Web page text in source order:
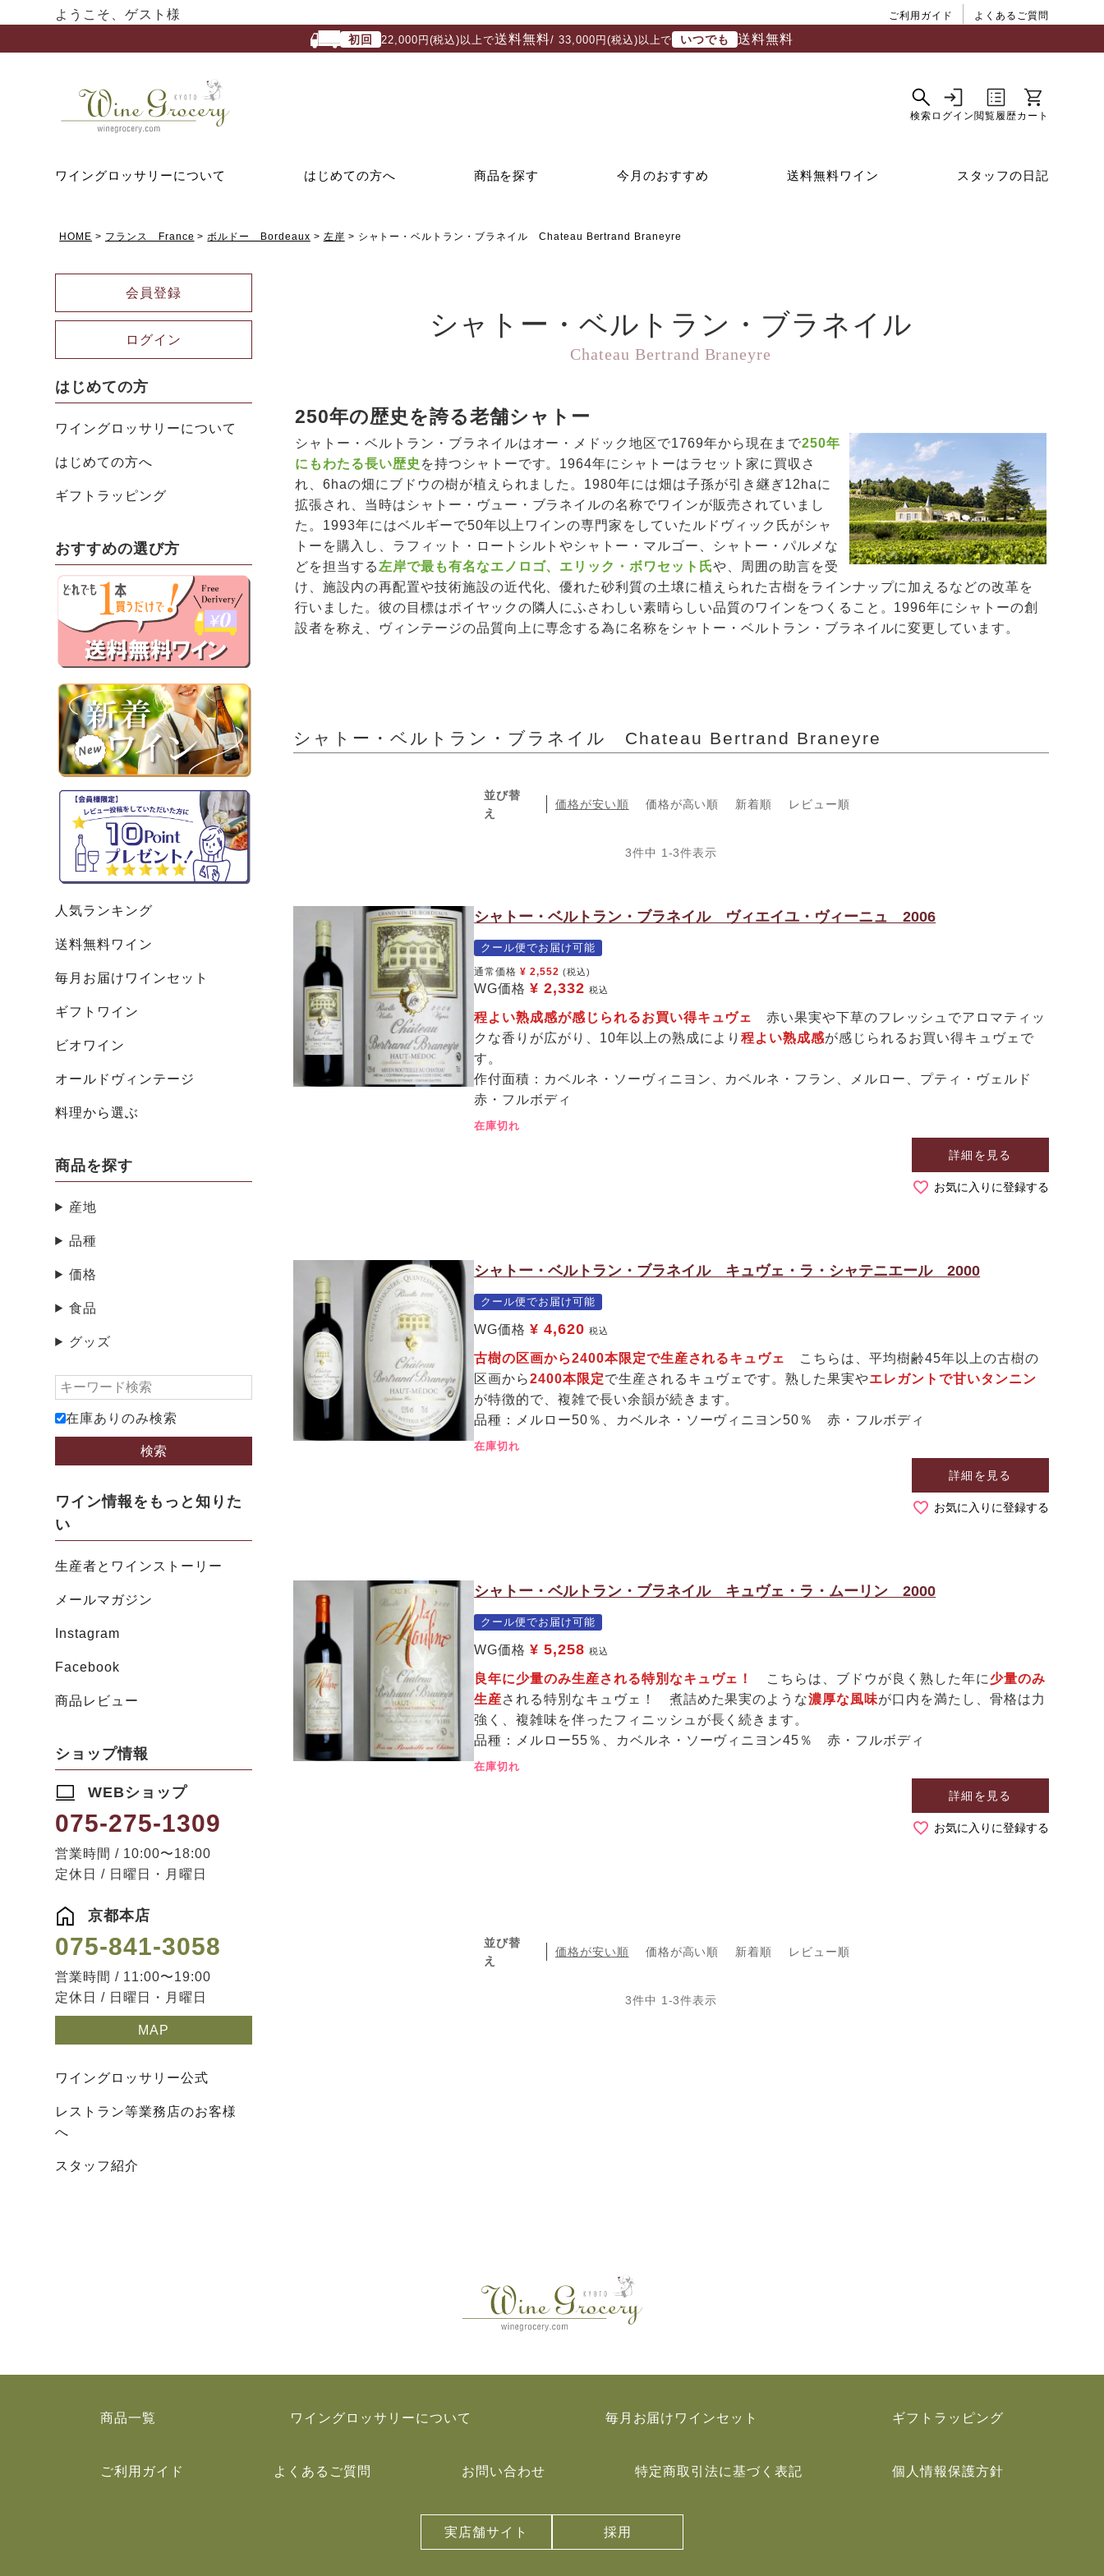
ようこそ、ゲスト様 ご利用ガイド よくあるご質問
初回 22,000円(税込)以上で送料無料/ 33,000円(税込)以上で いつでも 送料無料
ワイングロッサリーについて はじめての方へ 商品を探す 今月のおすすめ 送料無料ワイン スタッフの日記
HOME フランス France ボルドー Bordeaux 左岸 シャトー・ベルトラン・ブラネイル Chateau Bertrand Braneyre
会員登録
ログイン
はじめての方
ワイングロッサリーについて
はじめての方へ
ギフトラッピング
おすすめの選び方
人気ランキング
送料無料ワイン
毎月お届けワインセット
ギフトワイン
ビオワイン
オールドヴィンテージ
料理から選ぶ
商品を探す
産地
品種
価格
食品
グッズ
在庫ありのみ検索
検索
ワイン情報をもっと知りた
い
生産者とワインストーリー
メールマガジン
Instagram
Facebook
商品レビュー
ショップ情報
WEBショップ
075-275-1309
営業時間 / 10:00〜18:00
定休日 / 日曜日・月曜日
京都本店
075-841-3058
営業時間 / 11:00〜19:00
定休日 / 日曜日・月曜日
MAP
ワイングロッサリー公式
レストラン等業務店のお客様
へ
スタッフ紹介
シャトー・ベルトラン・ブラネイル
Chateau Bertrand Braneyre
250年の歴史を誇る老舗シャトー
シャトー・ベルトラン・ブラネイルはオー・メドック地区で1769年から現在まで250年
にもわたる長い歴史 を持つシャトーです。1964年にシャトーはラセット家に買収さ
れ、6haの畑にブドウの樹が植えられました。1980年には畑は子孫が引き継ぎ12haに
拡張され、当時はシャトー・ヴュー・ブラネイルの名称でワインが販売されていまし
た。1993年にはベルギーで50年以上ワインの専門家をしていたルドヴィック氏がシャ
トーを購入し、ラフィット・ロートシルトやシャトー・マルゴー、シャトー・パルメな
どを担当する左岸で最も有名なエノロゴ、エリック・ボワセット氏や、周囲の助言を受
け、施設内の再配置や技術施設の近代化、優れた砂利質の土壌に植えられた古樹をラインナップに加えるなどの改革を
行いました。彼の目標はポイヤックの隣人にふさわしい素晴らしい品質のワインをつくること。1996年にシャトーの創
設者を称え、ヴィンテージの品質向上に専念する為に名称をシャトー・ベルトラン・ブラネイルに変更しています。
シャトー・ベルトラン・ブラネイル Chateau Bertrand Braneyre
並び替
え
価格が安い順 価格が高い順 新着順 レビュー順
3件中 1 -3件表示
シャトー・ベルトラン・ブラネイル ヴィエイユ・ヴィーニュ 2006
クール便でお届け可能
通常価格 ¥ 2,552 (税込)
WG価格 ¥ 2,332 税込
程よい熟成感が感じられるお買い得キュヴェ赤い果実や下草のフレッシュでアロマティッ
クな香りが広がり、10年以上の熟成により程よい熟成感が感じられるお買い得キュヴェで
す。
作付面積：カベルネ・ソーヴィニヨン、カベルネ・フラン、メルロー、プティ・ヴェルド
赤・フルボディ
在庫切れ
詳細を見る
お気に入りに登録する
シャトー・ベルトラン・ブラネイル キュヴェ・ラ・シャテニエール 2000
クール便でお届け可能
WG価格 ¥ 4,620 税込
古樹の区画から2400本限定で生産されるキュヴェ
こちらは、平均樹齢45年以上の古樹の
区画から2400本限定で生産されるキュヴェです。熟した果実やエレガントで甘いタンニン
が特徴的で、複雑で長い余韻が続きます。
品種：メルロー50％、カベルネ・ソーヴィニヨン50％ 赤・フルボディ
在庫切れ
詳細を見る
お気に入りに登録する
シャトー・ベルトラン・ブラネイル キュヴェ・ラ・ムーリン 2000
クール便でお届け可能
WG価格 ¥ 5,258 税込
良年に少量のみ生産される特別なキュヴェ！ こちらは、ブドウが良く熟した年に 少量のみ
生産される特別なキュヴェ！ 煮詰めた果実のような濃厚な風味が口内を満たし、骨格は力
強く、複雑味を伴ったフィニッシュが長く続きます。
品種：メルロー55％、カベルネ・ソーヴィニヨン45％ 赤・フルボディ
在庫切れ
詳細を見る
お気に入りに登録する
並び替
え
価格が安い順 価格が高い順 新着順 レビュー順
3件中 1 -3件表示
商品一覧 ワイングロッサリーについて 毎月お届けワインセット ギフトラッピング
ご利用ガイド よくあるご質問 お問い合わせ 特定商取引法に基づく表記 個人情報保護方針
実店舗サイト 採用